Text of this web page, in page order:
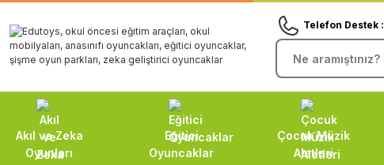
Telefon Destek :
Akıl ve Zeka
Oyunları
Eğitici
Oyuncaklar
Çocuk Müzik
Aletleri